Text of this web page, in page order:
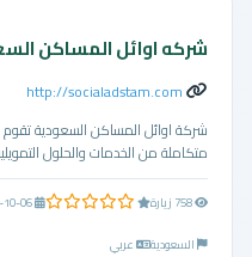
شركه اوائل المساكن
http://socialadstam.com
شركة اوائل المساكن السعودية تقوم
متكاملة من الخدمات والحلول التمويلية
0.0 من 5 نجوم
2020-10-06
السعودية
عربي